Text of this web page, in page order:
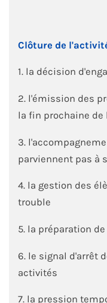
Clôture de
1. la décision
2. l'émission des
la fin prochaine de
3.
parviennent pas à
4. la gestion des
trouble
5. la préparation
6. le signal d'arrêt
activités
7. la pression